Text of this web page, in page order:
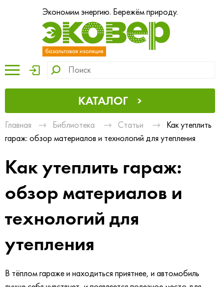
Экономим энергию. Бережём природу.
КАТАЛОГ
Главная Библиотека Статьи
Как утеплить
гараж: обзор материалов и технологий для утепления
Как утеплить гараж:
обзор материалов и
технологий для
утепления
В тёплом гараже и находиться приятнее, и автомобиль